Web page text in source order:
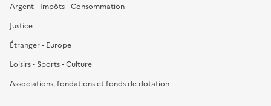
Argent - Impôts - Consommation
Justice
Étranger - Europe
Loisirs - Sports - Culture
Associations, fondations et fonds de dotation